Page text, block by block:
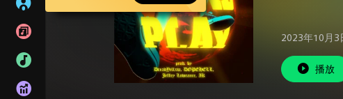
2023年10月3
播放